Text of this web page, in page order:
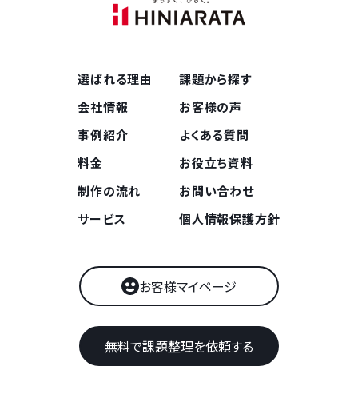
選ばれる理由
会社情報
事例紹介
料金
制作の流れ
サービス
課題から探す
お客様の声
よくある質問
お役立ち資料
お問い合わせ
個人情報保護方針
お客様マイページ
無料で課題整理を依頼する